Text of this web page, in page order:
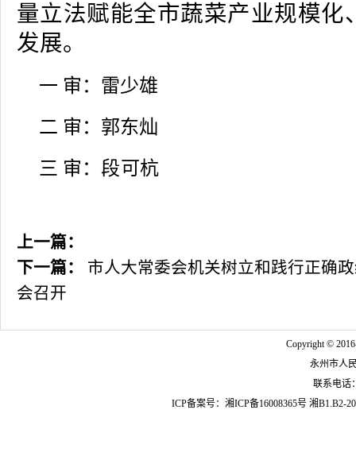
量立法赋能全市蔬菜产业规模化
发展。
一 审：雷少雄
二 审：郭东灿
三 审： 段可杭
上一篇：
下一篇：
市人大常委会机关树立和践行正确
会召开
Copyright ©
永州市人
联系电话
ICP备案号： 湘ICP备16008365号 湘B1.B2-